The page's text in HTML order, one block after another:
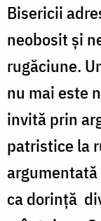
Bisericii
neobosit și
rugăciune.
nu mai este
invită prin
patristice la
ca dorință